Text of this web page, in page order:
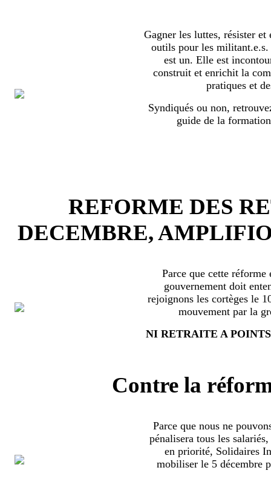
Gagner les luttes, résister et
outils pour les
est un. Elle est
construit et enrichit la
pratiques et
Syndiqués ou non,
guide de la
REFORME DES
DECEMBRE,
Parce que cette
gouvernement doit
rejoignons les cortèges le
mouvement par la
NI RETRAITE A
Contre la
Parce que nous ne
pénalisera tous les
en priorité, Solidaires
mobiliser le 5 décembre